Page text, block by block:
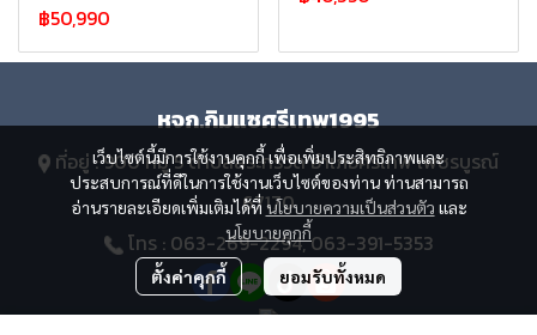
฿50,990
เว็บไซต์นี้มีการใช้งานคุกกี้ เพื่อเพิ่มประสิทธิภาพและ
ประสบการณ์ที่ดีในการใช้งานเว็บไซต์ของท่าน ท่านสามารถ
อ่านรายละเอียดเพิ่มเติมได้ที่ นโยบายความเป็นส่วนตัว และ
นโยบายคุกกี้
ตั้งค่าคุกกี้ ยอมรับทั้งหมด
หจก.กิมแซศรีเทพ1995
ที่อยู่ : 900 หมู่ 5 ตำบลสระกรวด อำเภอศรีเทพ เพชรบูรณ์
67170
โทร : 063-269-2294, 063-391-5353